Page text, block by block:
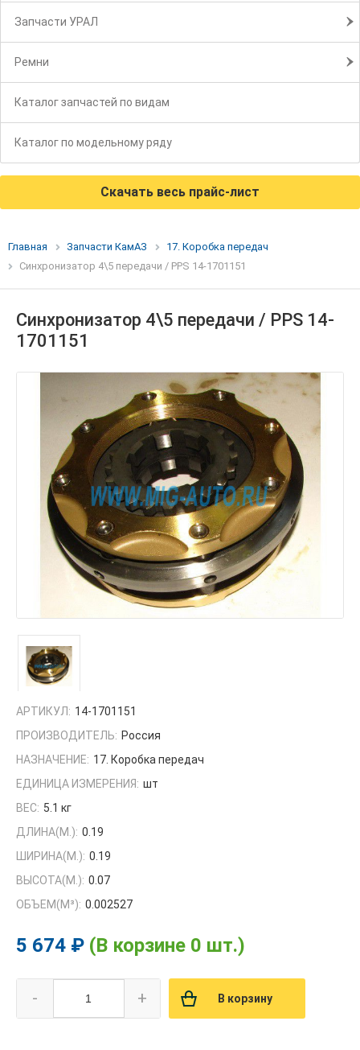
Запчасти УРАЛ
Ремни
Каталог запчастей по видам
Каталог по модельному ряду
Скачать весь прайс-лист
Главная Запчасти КамАЗ
17. Коробка передач
Синхронизатор 4\5 передачи / PPS 14-1701151
Синхронизатор 4\5 передачи / PPS 14-
1701151
АРТИКУЛ: 14-1701151
ПРОИЗВОДИТЕЛЬ: Россия
НАЗНАЧЕНИЕ: 17. Коробка передач
ЕДИНИЦА ИЗМЕРЕНИЯ: шт
ВЕС: 5.1 кг
ДЛИНА(М.): 0.19
ШИРИНА(М.): 0.19
ВЫСОТА(М.): 0.07
ОБЪЕМ(M³): 0.002527
5 674 ₽ (В корзине 0 шт.)
- + В корзину